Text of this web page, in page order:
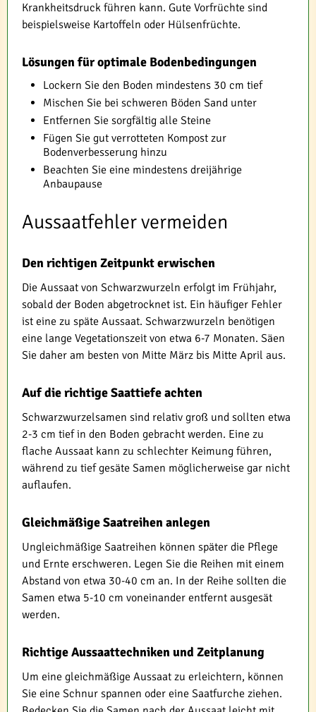
Krankheitsdruck führen kann. Gute Vorfrüchte sind
beispielsweise Kartoffeln oder Hülsenfrüchte.
Lösungen für optimale Bodenbedingungen
Lockern Sie den Boden mindestens 30 cm tief
Mischen Sie bei schweren Böden Sand unter
Entfernen Sie sorgfältig alle Steine
Fügen Sie gut verrotteten Kompost zur
Bodenverbesserung hinzu
Beachten Sie eine mindestens dreijährige
Anbaupause
Aussaatfehler vermeiden
Den richtigen Zeitpunkt erwischen
Die Aussaat von Schwarzwurzeln erfolgt im Frühjahr,
sobald der Boden abgetrocknet ist. Ein häufiger Fehler
ist eine zu späte Aussaat. Schwarzwurzeln benötigen
eine lange Vegetationszeit von etwa 6-7 Monaten. Säen
Sie daher am besten von Mitte März bis Mitte April aus.
Auf die richtige Saattiefe achten
Schwarzwurzelsamen sind relativ groß und sollten etwa
2-3 cm tief in den Boden gebracht werden. Eine zu
flache Aussaat kann zu schlechter Keimung führen,
während zu tief gesäte Samen möglicherweise gar nicht
auflaufen.
Gleichmäßige Saatreihen anlegen
Ungleichmäßige Saatreihen können später die Pflege
und Ernte erschweren. Legen Sie die Reihen mit einem
Abstand von etwa 30-40 cm an. In der Reihe sollten die
Samen etwa 5-10 cm voneinander entfernt ausgesät
werden.
Richtige Aussaattechniken und Zeitplanung
Um eine gleichmäßige Aussaat zu erleichtern, können
Sie eine Schnur spannen oder eine Saatfurche ziehen.